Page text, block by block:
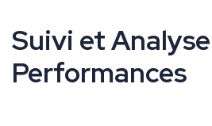
Suivi et
Performances